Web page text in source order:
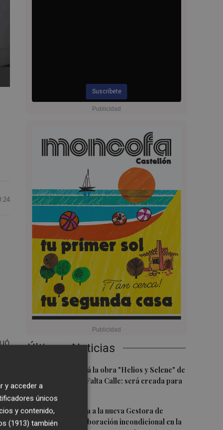
Suscríbete
Últimas Noticias
Castelló acogerá la obra "Helios y Selene" de
la compañía Te Falta Calle: será creada para
2Castelló traslada a la nueva Gestora de
Gaiates su "colaboración incondicional en la
y acceder a
únicos
y contenido,
(1913) también